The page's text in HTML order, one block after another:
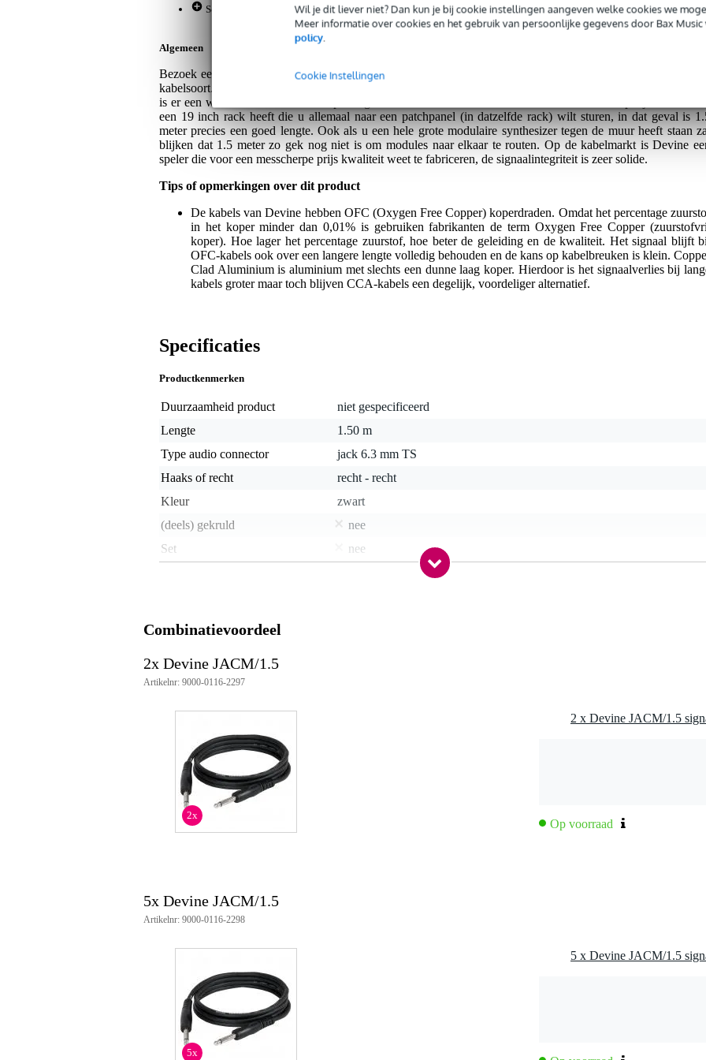
Wil je dit liever niet? Dan kun je bij cookie instellingen aangeven welke cookies we
Meer informatie over cookies en het gebruik van persoonlijke gegevens door Bax Music
policy.
Cookie Instellingen
Solide signaalintegriteit voor een betrouwbaar en storingsvrij audiosignaal.
Algemeen
Bezoek een willekeurige muziekstudio en u treft stapels jack-kabels aan, het is nu eenmaal de meest gebruikte
kabelsoort. Ook betrekkelijk korte kabels, zoals de Devine JACM/1.5 signaalkabel mono jack-jack 1.5 meter,
is er een waar zondermeer een toepassing voor bestaat. Het is niet ondenkbaar dat u een stapeltje modules in
een 19 inch rack heeft die u allemaal naar een patchpanel (in datzelfde rack) wilt sturen, in dat geval is
meter precies een goed lengte. Ook als u een hele grote modulaire synthesizer tegen de muur heeft staan
blijken dat 1.5 meter zo gek nog niet is om modules naar elkaar te routen. Op de kabelmarkt is Devine
speler die voor een messcherpe prijs kwaliteit weet te fabriceren, de signaalintegriteit is zeer solide.
Tips of opmerkingen over dit product
De kabels van Devine hebben OFC (Oxygen Free Copper) koperdraden. Omdat het percentage
in het koper minder dan 0,01% is gebruiken fabrikanten de term Oxygen Free Copper
koper). Hoe lager het percentage zuurstof, hoe beter de geleiding en de kwaliteit. Het signaal blijft
OFC-kabels ook over een langere lengte volledig behouden en de kans op kabelbreuken is klein.
Clad Aluminium is aluminium met slechts een dunne laag koper. Hierdoor is het signaalverlies bij
kabels groter maar toch blijven CCA-kabels een degelijk, voordeliger alternatief.
Specificaties
Productkenmerken
Duurzaamheid product
niet gespecificeerd
Lengte
1.50 m
Type audio connector
jack 6.3 mm TS
Haaks of recht
recht - recht
Kleur
zwart
(deels) gekruld
nee
Set
nee
Gewicht en afmetingen inclusief verpakking
Gewicht (incl. verpakking)
Afmeting(incl. verpakking)
Productspecificaties
audiokabel
connector 1: jack 6.3 mm mono
connector 2: jack 6.3 mm mono
handig voor bijvoorbeeld het intern routen in 19 inch racks
goede signaalkwaliteit
lengte: 1.5 m
kleur: zwart
Combinatievoordeel
2x Devine JACM/1.5
Artikelnr: 9000-0116-2297
2x
Op voorraad
5x Devine JACM/1.5
Artikelnr: 9000-0116-2298
5x